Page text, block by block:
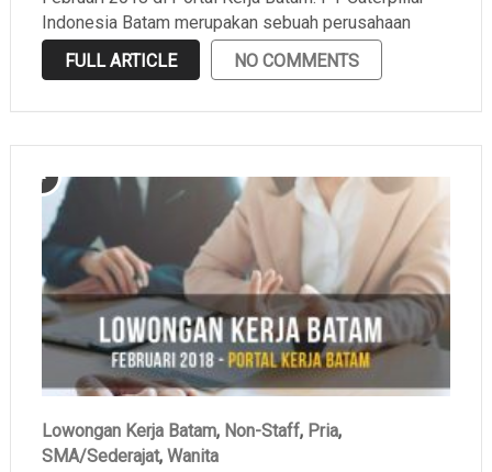
Indonesia Batam merupakan sebuah perusahaan
manufacture konstruksi yang terkenal dengan mining
equipment dan alat beratnya yang berkelas dunia.
FULL ARTICLE NO COMMENTS
Lowongan Kerja Batam, Non-Staff, Pria,
SMA/Sederajat, Wanita